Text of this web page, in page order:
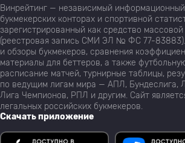
Винрейтинг — независимый
букмекерских конторах и спортивной
зарегистрированный как средство
(реестровая запись СМИ ЭЛ № ФС 77-83883).
и обзоры букмекеров, сравнения
материалы для беттеров, а также
расписание матчей, турнирные таблицы,
по ведущим лигам мира — АПЛ, Бундеслига,
Лига Чемпионов, РПЛ и другим. Сайт
легальных российских букмекеров.
Скачать приложение